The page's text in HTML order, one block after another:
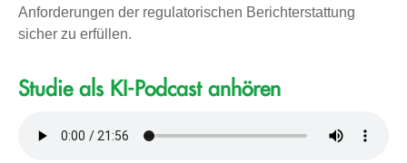
Anforderungen der regulatorischen Berichterstattung
sicher zu erfüllen.
Studie als KI-Podcast anhören